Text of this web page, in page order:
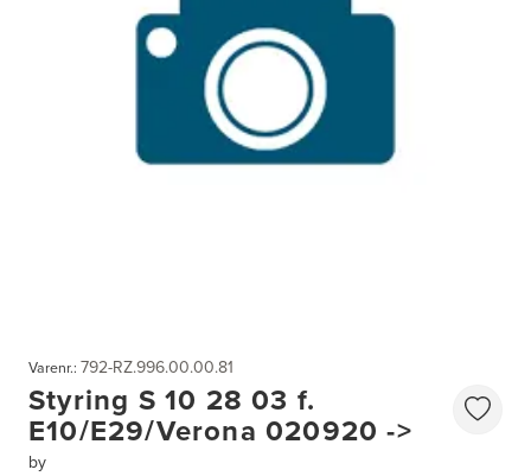
Varenr.: 792-RZ.996.00.00.81
Styring S 10 28 03 f.
E10/E29/Verona 020920 ->
by